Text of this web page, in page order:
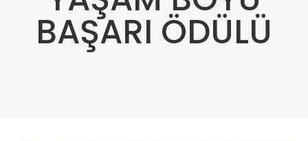
BAŞARI ÖDÜLÜ